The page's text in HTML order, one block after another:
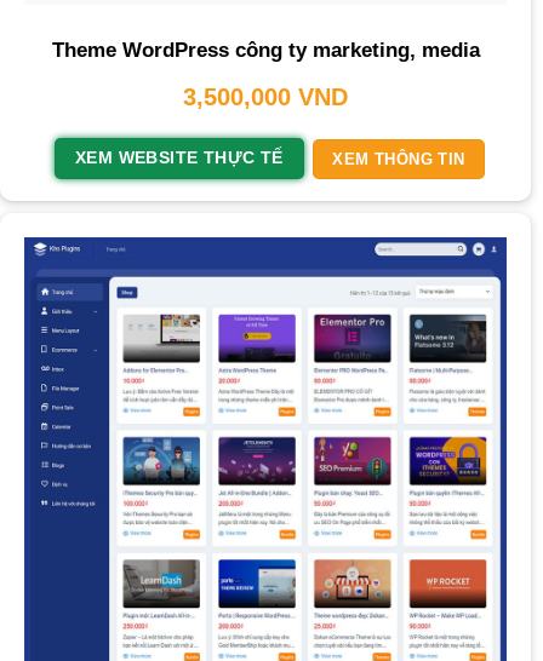
Theme WordPress công ty marketing, media
3,500,000 VND
XEM WEBSITE THỰC TẾ XEM THÔNG TIN